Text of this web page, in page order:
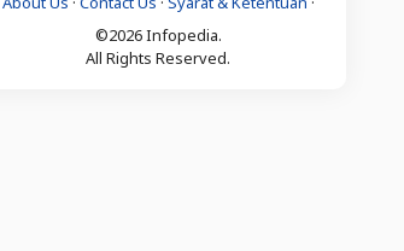
©2026 Infopedia.
All Rights Reserved.